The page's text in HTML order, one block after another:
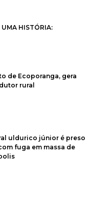
HISTÓRIA:
de Ecoporanga, gera
rural
uldurico júnior é preso
fuga em massa de